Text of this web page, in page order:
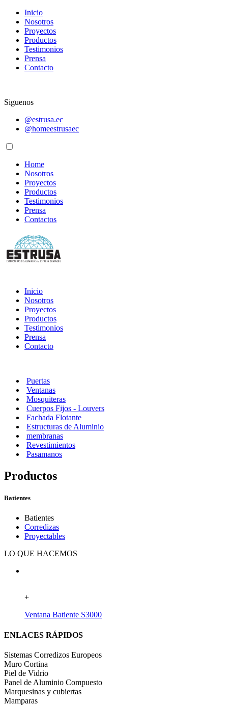
Inicio
Nosotros
Proyectos
Productos
Testimonios
Prensa
Contacto
Siguenos
@estrusa.ec
@homeestrusaec
Home
Nosotros
Proyectos
Productos
Testimonios
Prensa
Contactos
Inicio
Nosotros
Proyectos
Productos
Testimonios
Prensa
Contacto
Puertas
Ventanas
Mosquiteras
Cuerpos Fijos - Louvers
Fachada Flotante
Estructuras de Aluminio
membranas
Revestimientos
Pasamanos
Productos
Batientes
Batientes
Corredizas
Proyectables
LO QUE HACEMOS
+
Ventana Batiente S3000
ENLACES RÁPIDOS
Sistemas Corredizos Europeos
Muro Cortina
Piel de Vidrio
Panel de Aluminio Compuesto
Marquesinas y cubiertas
Mamparas